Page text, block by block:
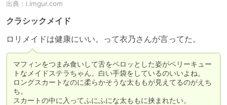
出典： i.imgur.com
クラシックメイド
ロリメイドは健康にいい。って衣乃さんが言ってた。
マフィンをつまみ食いして舌をペロッとした姿がベリーキュー
トなメイドステラちゃん。白い手袋をしているのいいよね。
ロングスカートなのに柔らかそうな太ももが見えてるのがえち
ち。
スカートの中に入ってふにふにな太ももに挟まれたい。